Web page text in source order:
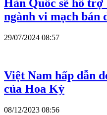
Hàn Quốc sẽ hỗ
ngành vi mạch bán
29/07/2024 08:57
Việt Nam hấp dẫn
của Hoa Kỳ
08/12/2023 08:56